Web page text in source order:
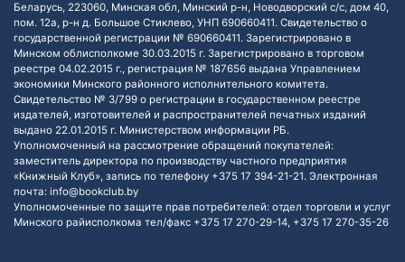
Беларусь, 223060, Минская обл, Минский р-н, Новодворский с/с, дом 40,
пом. 12а, р-н д. Большое Стиклево, УНП 690660411. Свидетельство о
государственной регистрации № 690660411. Зарегистрировано в
Минском облисполкоме 30.03.2015 г. Зарегистрировано в торговом
реестре 04.02.2015 г., регистрация № 187656 выдана Управлением
экономики Минского районного исполнительного комитета.
Свидетельство № 3/799 о регистрации в государственном реестре
издателей, изготовителей и распространителей печатных изданий
выдано 22.01.2015 г. Министерством информации РБ.
Уполномоченный на рассмотрение обращений покупателей:
заместитель директора по производству частного предприятия
«Книжный Клуб», запись по телефону +375 17 394-21-21. Электронная
почта: info@bookclub.by
Уполномоченные по защите прав потребителей: отдел торговли и услуг
Минского райисполкома тел/факс +375 17 270-29-14, +375 17 270-35-26